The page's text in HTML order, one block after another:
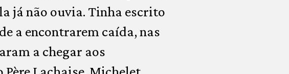
já não ouvia. Tinha escrito
a encontrarem caída, nas
a chegar aos